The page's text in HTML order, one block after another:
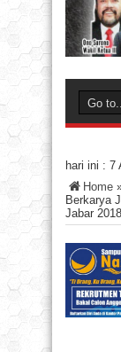
hari ini : 7
Home
Berkarya
Jabar